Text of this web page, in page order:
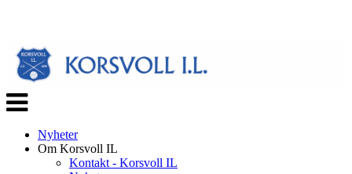
Veksle
navigasjon
Nyheter
Om Korsvoll IL
Kontakt - Korsvoll IL